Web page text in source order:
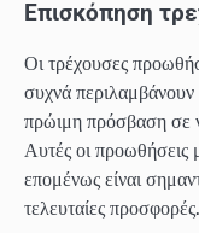
Επισκόπηση
Οι τρέχουσες
συχνά περιλαμβάνουν
πρώιμη πρόσβαση σε
Αυτές οι προωθήσεις
επομένως είναι
τελευταίες προσφορές.